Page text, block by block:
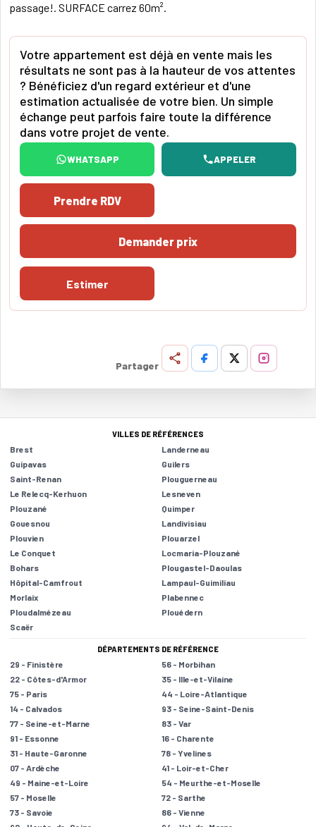
passage!. SURFACE carrez 60m².
Votre appartement est déjà en vente mais les
résultats ne sont pas à la hauteur de vos attentes
? Bénéficiez d'un regard extérieur et d'une
estimation actualisée de votre bien. Un simple
échange peut parfois faire toute la différence
dans votre projet de vente.
WHATSAPP APPELER
Prendre RDV
Demander prix
Estimer
Partager
VILLES DE RÉFÉRENCES
Brest
Landerneau
Guipavas
Guilers
Saint-Renan
Plouguerneau
Le Relecq-Kerhuon
Lesneven
Plouzané
Quimper
Gouesnou
Landivisiau
Plouvien
Plouarzel
Le Conquet
Locmaria-Plouzané
Bohars
Plougastel-Daoulas
Hôpital-Camfrout
Lampaul-Guimiliau
Morlaix
Plabennec
Ploudalmézeau
Plouédern
Scaër
DÉPARTEMENTS DE RÉFÉRENCE
29 - Finistère
56 - Morbihan
22 - Côtes-d'Armor
35 - Ille-et-Vilaine
75 - Paris
44 - Loire-Atlantique
14 - Calvados
93 - Seine-Saint-Denis
77 - Seine-et-Marne
83 - Var
91 - Essonne
16 - Charente
31 - Haute-Garonne
78 - Yvelines
07 - Ardèche
41 - Loir-et-Cher
49 - Maine-et-Loire
54 - Meurthe-et-Moselle
57 - Moselle
72 - Sarthe
73 - Savoie
86 - Vienne